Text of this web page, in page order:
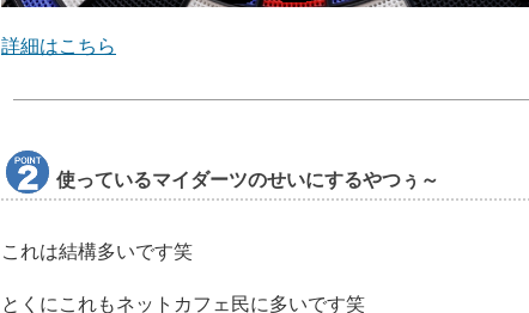
詳細はこちら
使っているマイダーツのせいにするやつぅ～
これは結構多いです笑
とくにこれもネットカフェ民に多いです笑